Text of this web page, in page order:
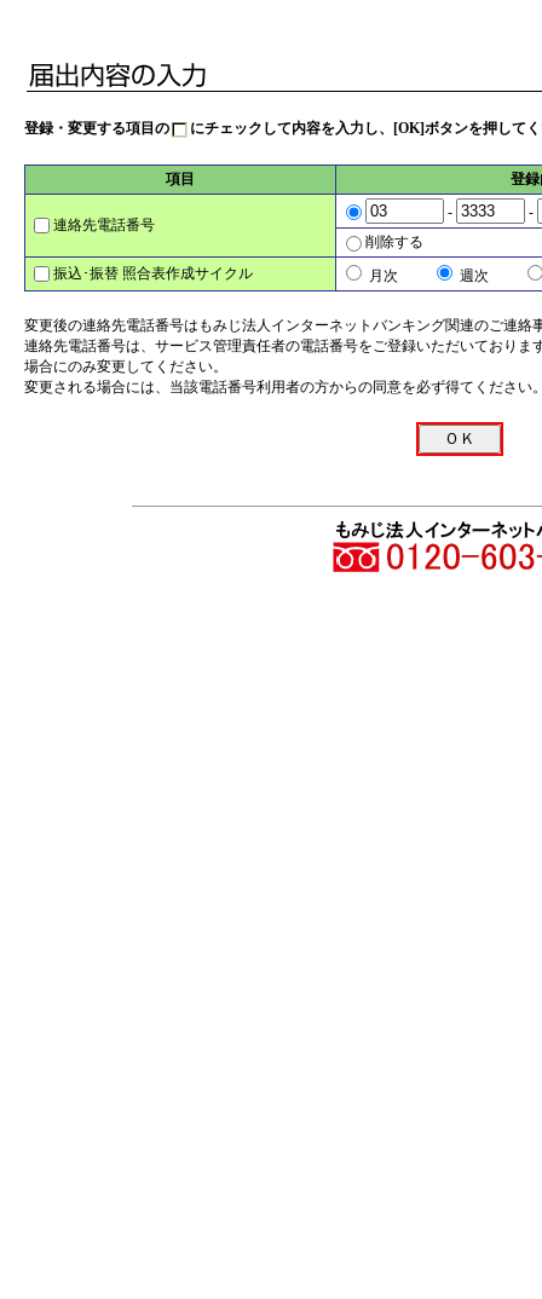
登録・変更する項目の にチェックして内容を入力し、[OK]ボタンを押して
項目 登
連絡先電話番号
-
-
削除する
振込･振替 照合表作成サイクル
月次 週次
変更後の連絡先電話番号はもみじ法人インターネットバンキング関連のご連絡
連絡先電話番号は、サービス管理責任者の電話番号をご登録いただいており
場合にのみ変更してください。
変更される場合には、当該電話番号利用者の方からの同意を必ず得てください